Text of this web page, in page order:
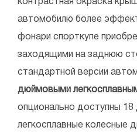
контрастная окраска
автомобилю более
фонари спорткупе
заходящими на заднюю
стандартной версии
дюймовыми
опционально доступны
легкосплавные колесные